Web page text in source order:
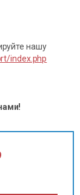
нашу
index.php